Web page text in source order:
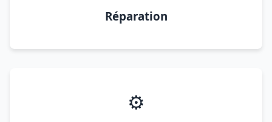
Réparation
⚙️